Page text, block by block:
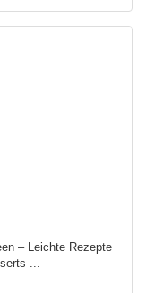
– Leichte Rezepte
...